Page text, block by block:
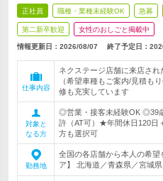
正社員 職種・業種未経験OK 急募
第二新卒歓迎 女性のおしごと掲載中
情報更新日：2026/08/07 終了予定日：
仕事内容
ネクステージ店舗に来店さ
（希望車種もご案内/見積も
修も充実しています
対象と
なる方
◎営業・接客未経験OK ◎39
許（AT可）★年間休日120日
方も選択可
勤務地
全国の各店舗から本人の希望
ア】 北海道／青森県／宮城